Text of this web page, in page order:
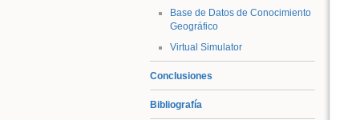
Base de Datos de Conocimiento
Geográfico
Virtual Simulator
Conclusiones
Bibliografía